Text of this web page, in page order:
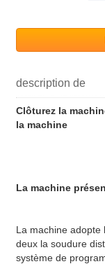
description de
Clôturez la
la machine
La machine
La machine adopte
deux la soudure
système de